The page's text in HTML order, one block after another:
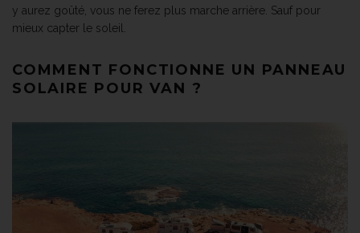
y aurez goûté, vous ne ferez plus marche arrière. Sauf pour
mieux capter le soleil.
COMMENT FONCTIONNE UN PANNEAU
SOLAIRE POUR VAN ?